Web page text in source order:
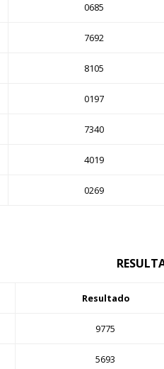
0685
7692
8105
0197
7340
4019
0269
Resultado
9775
5693